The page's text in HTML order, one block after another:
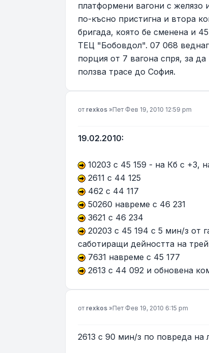
платформени вагони с желязо
по-късно пристигна и втора
бригада, която бе сменена и
ТЕЦ "Бобовдол". 07 068
порция от 7 вагона спря, за
ползва трасе до София.
Мнение
от rexkos »Пет Фев 19, 2010 12:59 pm
19.02.2010:
10203 с 45 159 - на Кб с +3,
2611 с 44 125
462 с 44 117
50260 навреме с 46 231
3621 с 46 234
20203 с 45 194 с 5 мин/з от
саботиращи дейността на
7631 навреме с 45 177
2613 с 44 092 и обновена
Мнение
от rexkos »Пет Фев 19, 2010 6:15 pm
2613 с 90 мин/з по повреда на